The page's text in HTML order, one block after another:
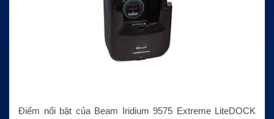
Điểm nổi bật của Beam Iridium 9575 Extreme LiteDOCK